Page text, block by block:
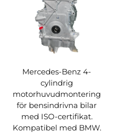
Mercedes-Benz 4-
cylindrig
motorhuvudmontering
för bensindrivna bilar
med ISO-certifikat.
Kompatibel med BMW.